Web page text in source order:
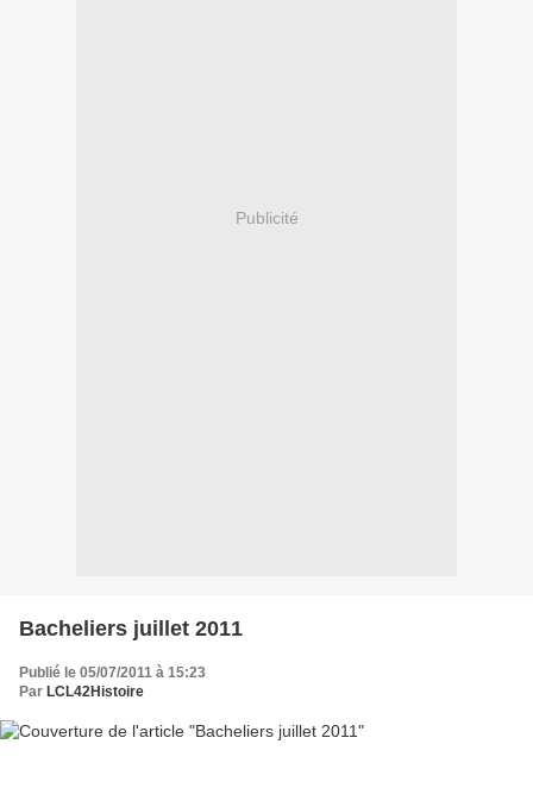
Publicité
Bacheliers juillet 2011
Publié le 05/07/2011 à 15:23
Par LCL42Histoire